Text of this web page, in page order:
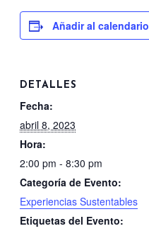
Añadir al calendario
DETALLES
Fecha:
abril 8, 2023
Hora:
2:00 pm - 8:30 pm
Categoría de Evento:
Experiencias Sustentables
Etiquetas del Evento: